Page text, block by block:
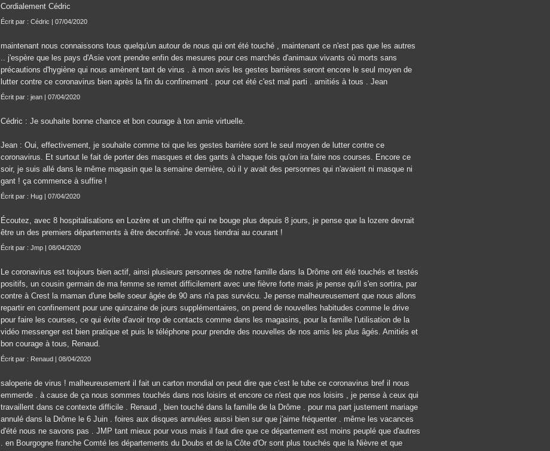
Cordialement Cédric
Écrit par : Cédric | 07/04/2020
maintenant nous connaissons tous quelqu'un autour de nous qui ont été touché , maintenant ce n'est pas que les autres
.. j'espère que les pays d'Asie vont prendre enfin des mesures pour ces marchés d'animaux vivants où morts sans
précautions d'hygiène qui nous amènent tant de virus . à mon avis les gestes barrières seront encore le seul moyen de
lutter contre ce coronavirus bien après la fin du confinement . pour cet été c'est mal parti . amitiés à tous . Jean
Écrit par : jean | 07/04/2020
Cédric : Je souhaite bonne chance et bon courage à ton amie virtuelle.
Jean : Oui, effectivement, je souhaite comme toi que les gestes barrière sont le seul moyen de lutter contre ce
coronavirus. Et surtout le fait de porter des masques et des gants à chaque fois qu'on ira faire nos courses. Encore ce
soir, je suis allé dans le même magasin que la semaine dernière, où il y avait des personnes qui n'avaient ni masque ni
gant ! ça commence à suffire !
Écrit par : Hug | 07/04/2020
Écoutez, avec 8 hospitalisations en Lozère et un chiffre qui ne bouge plus depuis 8 jours, je pense que la lozere devrait
être un des premiers départements à être deconfiné. Je vous tiendrai au courant !
Écrit par : Jmp | 08/04/2020
Le coronavirus est toujours bien actif, ainsi plusieurs personnes de notre famille dans la Drôme ont été touchés et testés
positifs, un cousin germain de ma femme se remet difficilement avec une fièvre forte mais je pense qu'il s'en sortira, par
contre à Crest la maman d'une belle soeur âgée de 90 ans n'a pas survécu. Je pense malheureusement que nous allons
repartir en confinement pour une quinzaine de jours supplémentaires, on prend de nouvelles habitudes comme le drive
pour faire les courses, ce qui évite d'avoir trop de contacts comme dans les magasins, pour la famille l'utilisation de la
vidéo messenger est bien pratique et puis le téléphone pour prendre des nouvelles de nos amis les plus âgés. Amitiés et
bon courage à tous, Renaud.
Écrit par : Renaud | 08/04/2020
saloperie de virus ! malheureusement il fait un carton mondial on peut dire que c'est le tube ce coronavirus bref il nous
emmerde . à cause de ça nous sommes touchés dans nos loisirs et encore ce n'est que nos loisirs , je pense à ceux qui
travaillent dans ce contexte difficile . Renaud , bien touché dans la famille de la Drôme . pour ma part justement mariage
annulé dans la Drôme le 6 Juin . foires aux disques annulées aussi bien sur que j'aime fréquenter . même les vacances
d'été nous ne savons pas . JMP tant mieux pour vous mais il faut dire que ce département est moins peuplé que d'autres
. en Bourgogne franche Comté les départements du Doubs et de la Côte d'Or sont plus touchés que la Nièvre et que